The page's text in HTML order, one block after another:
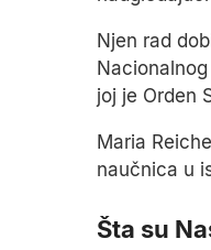
Njen rad
joj je Orden
Maria
naučnica u
Šta su